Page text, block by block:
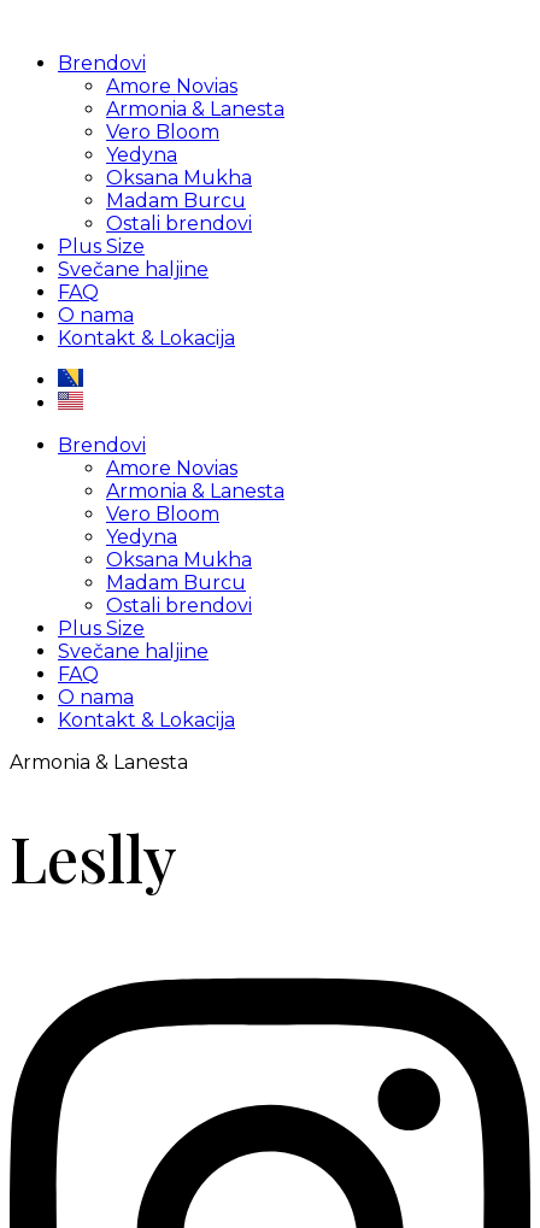
Brendovi
Amore Novias
Armonia & Lanesta
Vero Bloom
Yedyna
Oksana Mukha
Madam Burcu
Ostali brendovi
Plus Size
Svečane haljine
FAQ
O nama
Kontakt & Lokacija
Brendovi
Amore Novias
Armonia & Lanesta
Vero Bloom
Yedyna
Oksana Mukha
Madam Burcu
Ostali brendovi
Plus Size
Svečane haljine
FAQ
O nama
Kontakt & Lokacija
Armonia & Lanesta
Leslly